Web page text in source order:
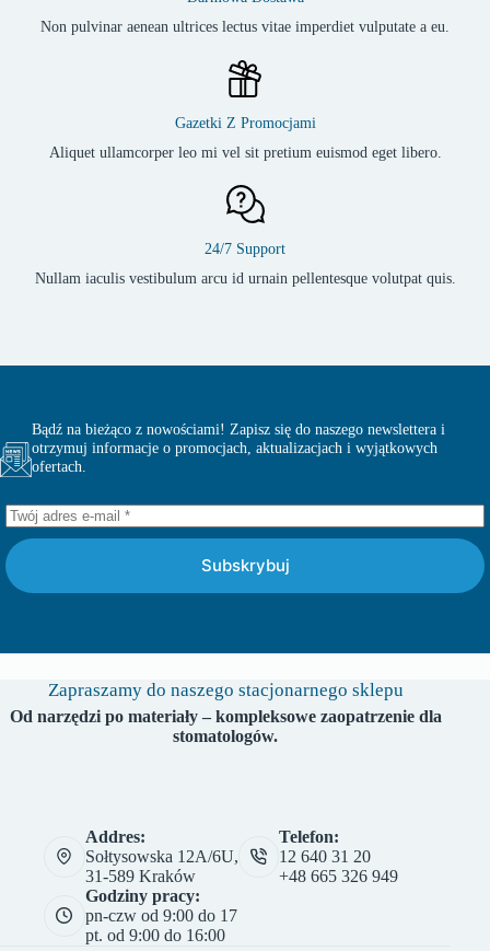
Non pulvinar aenean ultrices lectus vitae imperdiet vulputate a eu.
Gazetki Z Promocjami
Aliquet ullamcorper leo mi vel sit pretium euismod eget libero.
24/7 Support
Nullam iaculis vestibulum arcu id urnain pellentesque volutpat quis.
Bądź na bieżąco z nowościami! Zapisz się do naszego newslettera i
otrzymuj informacje o promocjach, aktualizacjach i wyjątkowych
ofertach.
Subskrybuj
Zapraszamy do naszego stacjonarnego sklepu
Od narzędzi po materiały – kompleksowe zaopatrzenie dla
stomatologów.
Addres:
Sołtysowska 12A/6U,
31-589 Kraków
Telefon:
12 640 31 20
+48 665 326 949
Godziny pracy:
pn-czw od 9:00 do 17
pt. od 9:00 do 16:00